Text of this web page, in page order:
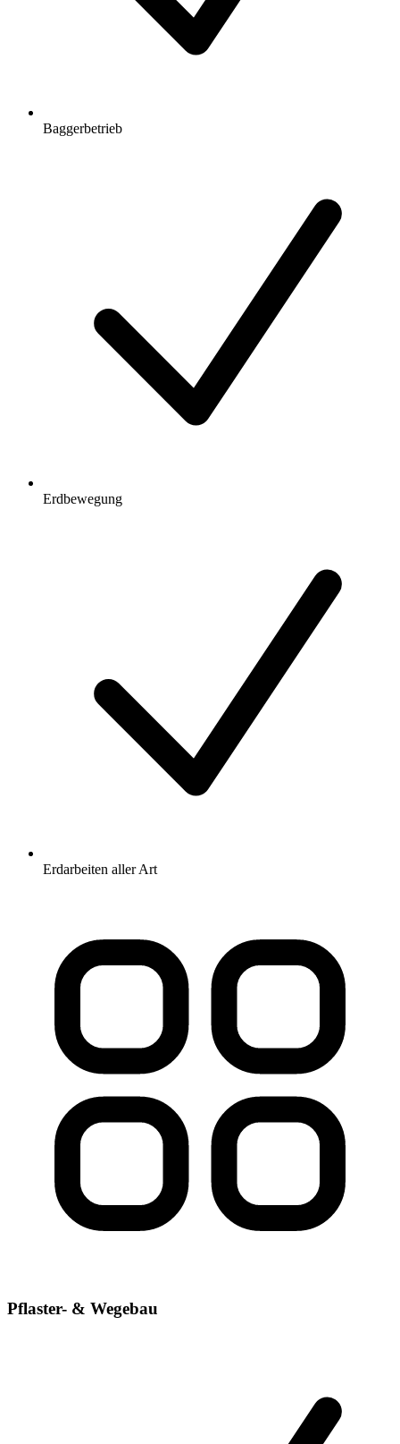
Baggerbetrieb
Erdbewegung
Erdarbeiten aller Art
Pflaster- & Wegebau